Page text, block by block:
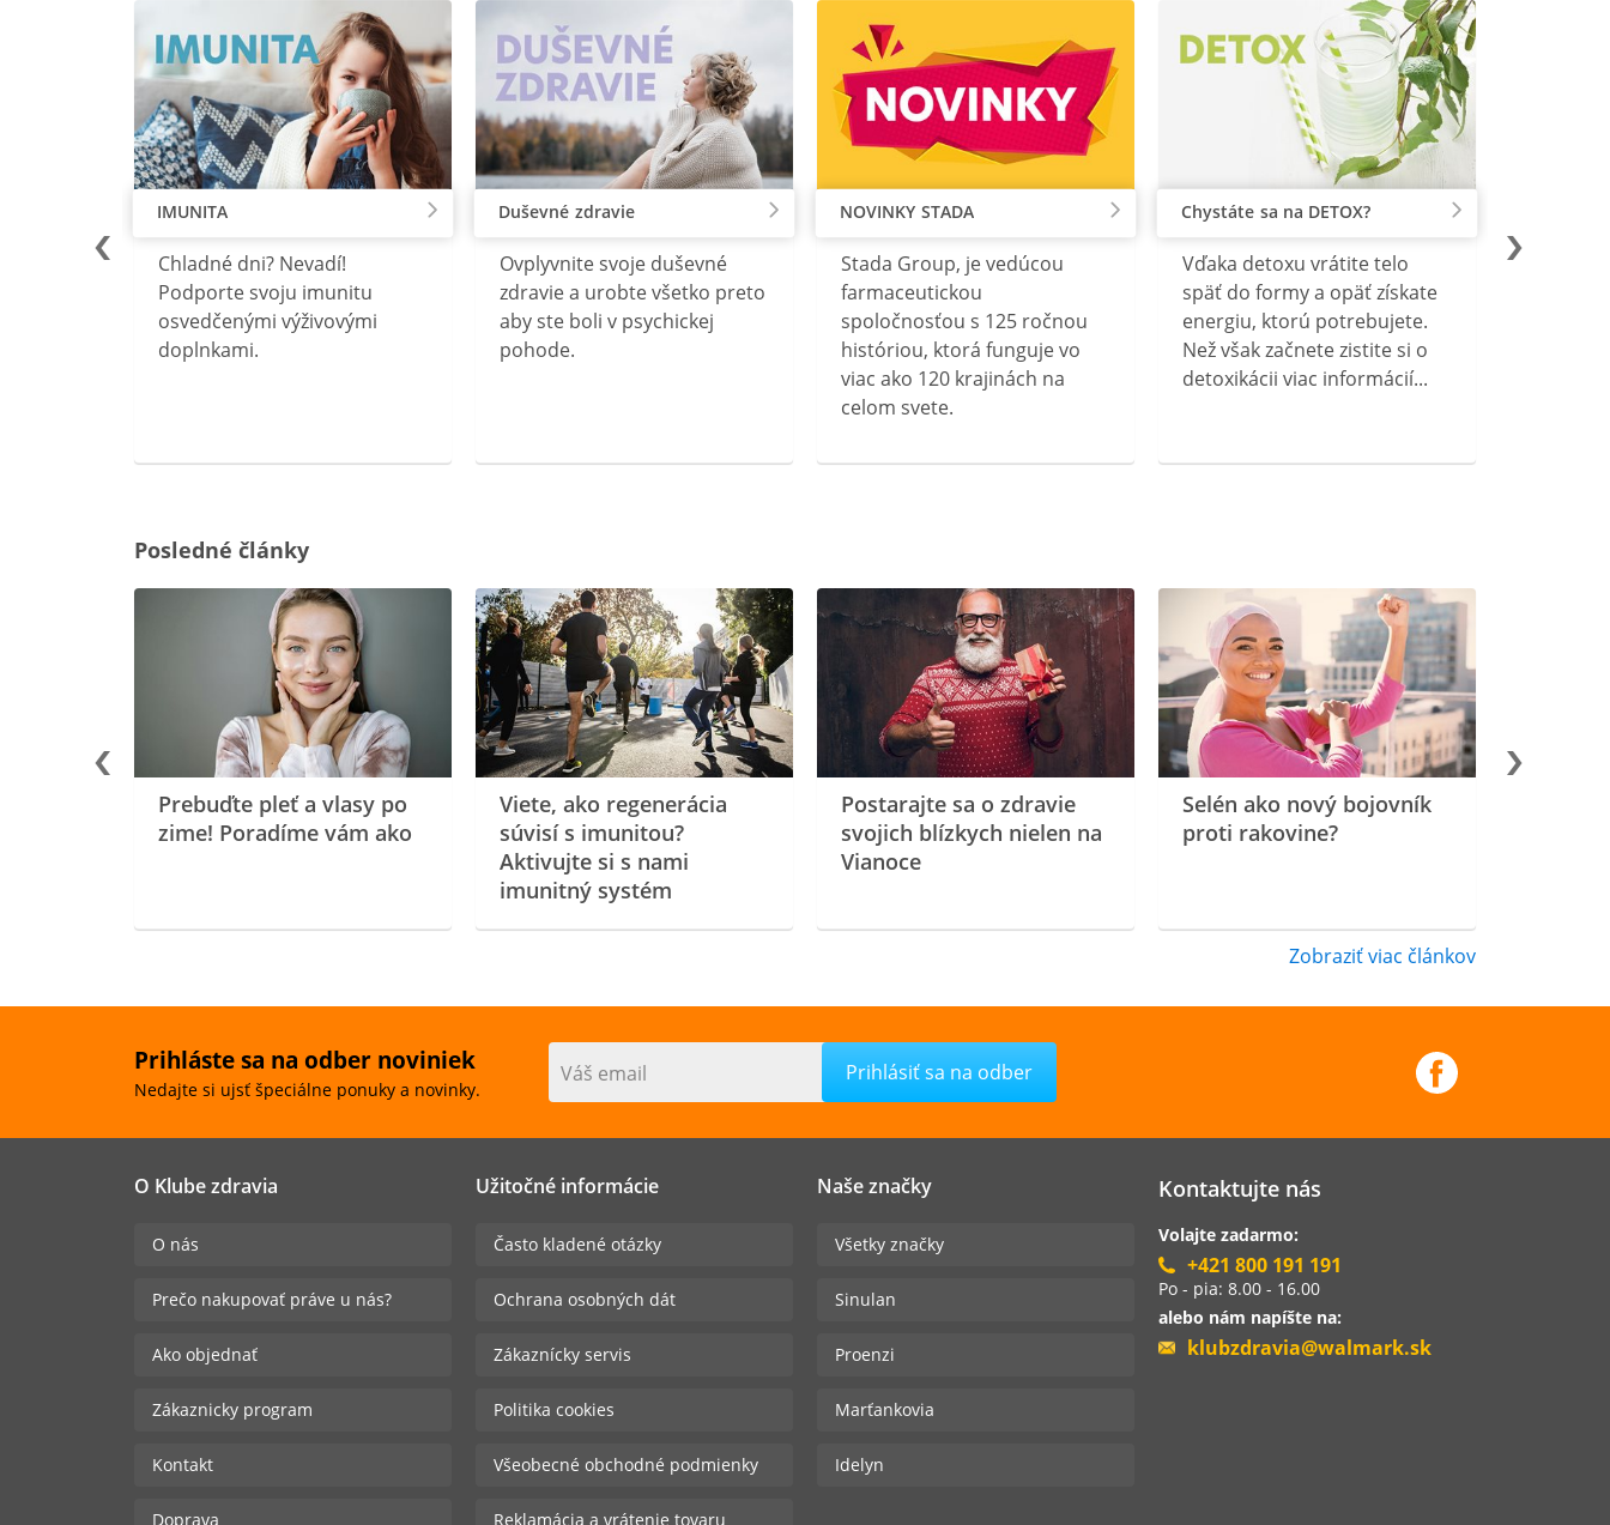
IMUNITA
Chladné dni? Nevadí!
Podporte svoju imunitu
osvedčenými výživovými
doplnkami.
Duševné zdravie
Ovplyvnite svoje duševné
zdravie a urobte všetko preto
aby ste boli v psychickej
pohode.
NOVINKY STADA
Stada Group, je vedúcou
farmaceutickou
spoločnosťou s 125 ročnou
históriou, ktorá funguje vo
viac ako 120 krajinách na
celom svete.
Chystáte sa na DETOX?
Vďaka detoxu vrátite telo
späť do formy a opäť získate
energiu, ktorú potrebujete.
Než však začnete zistite si o
detoxikácii viac informácií...
Posledné články
Prebuďte pleť a vlasy po
zime! Poradíme vám ako
Viete, ako regenerácia
súvisí s imunitou?
Aktivujte si s nami
imunitný systém
Postarajte sa o zdravie
svojich blízkych nielen na
Vianoce
Selén ako nový bojovník
proti rakovine?
Zobraziť viac článkov
Prihláste sa na odber noviniek
Nedajte si ujsť špeciálne ponuky a novinky.
Váš email
O Klube zdravia
O nás
Prečo nakupovať práve u nás?
Ako objednať
Zákaznicky program
Kontakt
Doprava
Užitočné informácie
Často kladené otázky
Ochrana osobných dát
Zákaznícky servis
Politika cookies
Všeobecné obchodné podmienky
Reklamácia a vrátenie tovaru
Naše značky
Všetky značky
Sinulan
Proenzi
Marťankovia
Idelyn
Kontaktujte nás
Volajte zadarmo:
+421 800 191 191
Po - pia: 8.00 - 16.00
alebo nám napíšte na:
klubzdravia@walmark.sk